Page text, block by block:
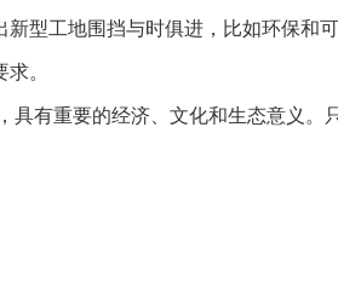
型工地围挡与时俱进，比如环保和
。
具有重要的经济、文化和生态意义。